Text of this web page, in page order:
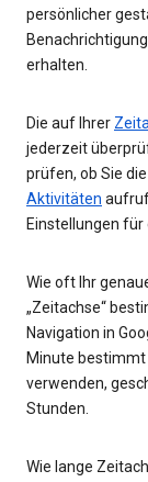
persönlicher
erhalten.
Die auf Ihrer
jederzeit
prüfen, ob Sie
Aktivitäten
Einstellungen
Wie oft Ihr
„Zeitachse“
Navigation in
Minute bestimmt
verwenden,
Stunden.
Wie lange